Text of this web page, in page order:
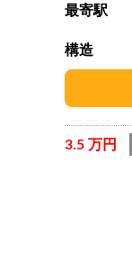
最寄駅
構造
3.5 万円